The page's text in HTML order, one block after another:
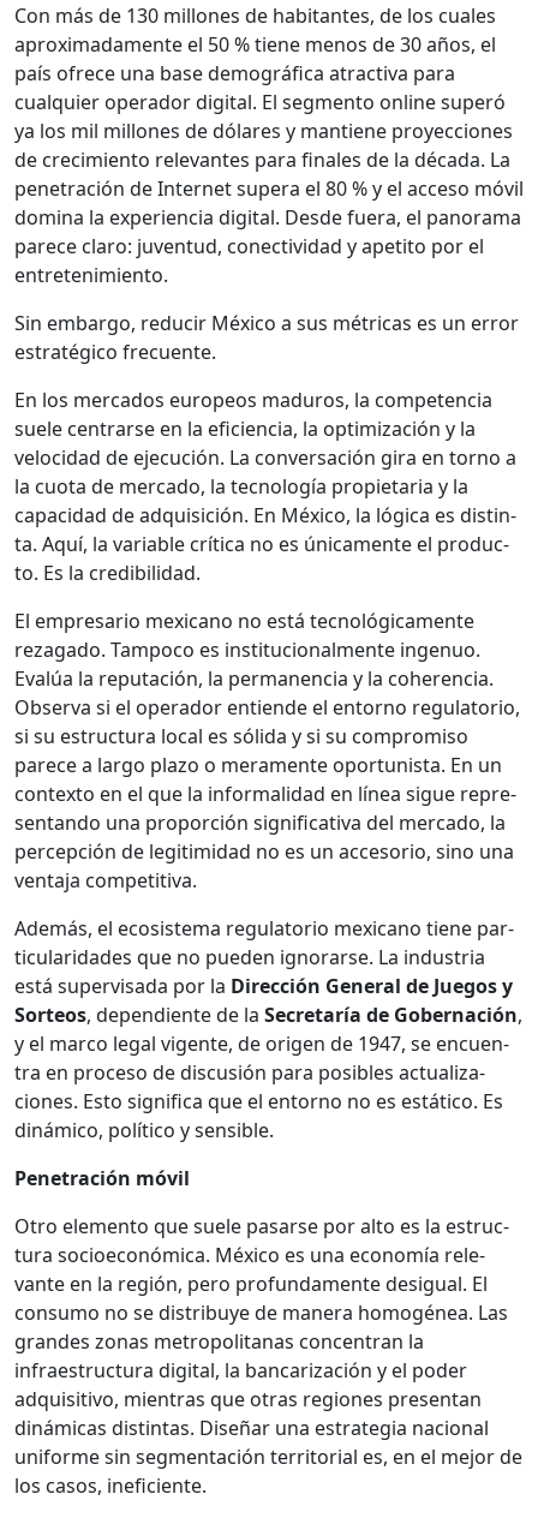
Con más de 130 mil­lones de habi­tantes, de los cuales
aprox­i­mada­mente el 50 % tiene menos de 30 años, el
país ofrece una base demográ­fi­ca atrac­ti­va para
cualquier oper­ador dig­i­tal. El seg­men­to online superó
ya los mil mil­lones de dólares y mantiene proyec­ciones
de crec­imien­to rel­e­vantes para finales de la déca­da. La
pen­e­tración de Inter­net supera el 80 % y el acce­so móvil
dom­i­na la expe­ri­en­cia dig­i­tal. Des­de fuera, el panora­ma
parece claro: juven­tud, conec­tivi­dad y apeti­to por el
entreten­imien­to.
Sin embar­go, reducir Méx­i­co a sus métri­c­as es un error
estratégi­co fre­cuente.
En los mer­ca­dos europeos maduros, la com­pe­ten­cia
suele cen­trarse en la efi­cien­cia, la opti­mización y la
veloci­dad de eje­cu­ción. La con­ver­sación gira en torno a
la cuo­ta de mer­ca­do, la tec­nología propi­etaria y la
capaci­dad de adquisi­ción. En Méx­i­co, la lóg­i­ca es dis­tin­
ta. Aquí, la vari­able críti­ca no es úni­ca­mente el pro­duc­
to. Es la cred­i­bil­i­dad.
El empre­sario mex­i­cano no está tec­nológi­ca­mente
reza­ga­do. Tam­poco es insti­tu­cional­mente ingen­uo.
Evalúa la rep­utación, la per­ma­nen­cia y la coheren­cia.
Obser­va si el oper­ador entiende el entorno reg­u­la­to­rio,
si su estruc­tura local es sól­i­da y si su com­pro­miso
parece a largo pla­zo o mera­mente opor­tunista. En un
con­tex­to en el que la infor­mal­i­dad en línea sigue rep­re­
sen­tan­do una pro­por­ción sig­ni­fica­ti­va del mer­ca­do, la
per­cep­ción de legit­im­i­dad no es un acce­so­rio, sino una
ven­ta­ja com­pet­i­ti­va.
Además, el eco­sis­tema reg­u­la­to­rio mex­i­cano tiene par­
tic­u­lar­i­dades que no pueden igno­rarse. La indus­tria
está super­visa­da por la Direc­ción Gen­er­al de Jue­gos y
Sor­te­os, depen­di­ente de la Sec­re­taría de Gob­er­nación,
y el mar­co legal vigente, de ori­gen de 1947, se encuen­
tra en pro­ce­so de dis­cusión para posi­bles actu­al­iza­
ciones. Esto sig­nifi­ca que el entorno no es estáti­co. Es
dinámi­co, políti­co y sen­si­ble.
Pen­e­tración móvil
Otro ele­men­to que suele pasarse por alto es la estruc­
tura socioe­conómi­ca. Méx­i­co es una economía rel­e­
vante en la región, pero pro­fun­da­mente desigual. El
con­sumo no se dis­tribuye de man­era homogénea. Las
grandes zonas met­ro­pol­i­tanas con­cen­tran la
infraestruc­tura dig­i­tal, la ban­car­ización y el poder
adquis­i­ti­vo, mien­tras que otras regiones pre­sen­tan
dinámi­cas dis­tin­tas. Dis­eñar una estrate­gia nacional
uni­forme sin seg­mentación ter­ri­to­r­i­al es, en el mejor de
los casos, ine­fi­ciente.